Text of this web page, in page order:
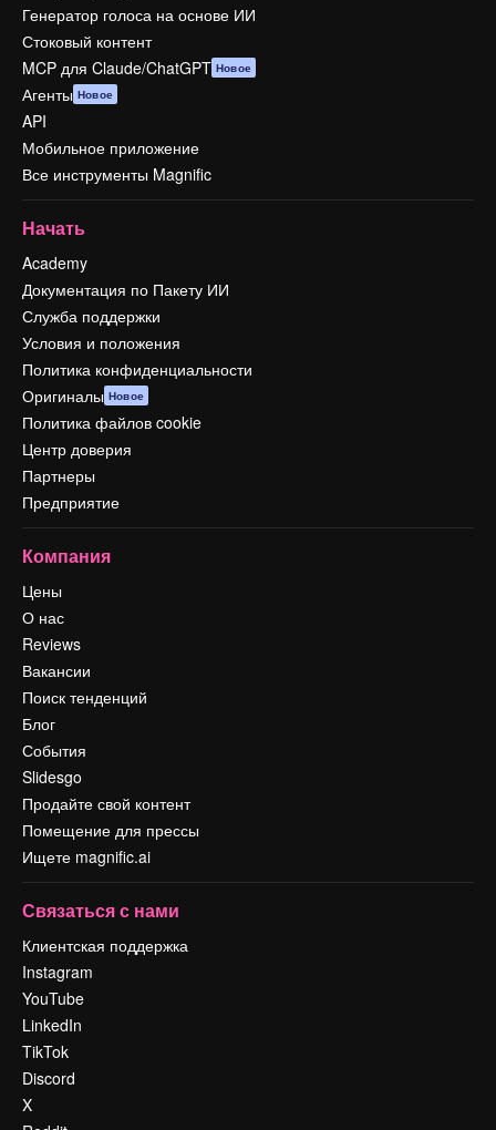
Генератор голоса на основе ИИ
Стоковый контент
MCP для Claude/ChatGPT Новое
Агенты Новое
API
Мобильное приложение
Все инструменты Magnific
Начать
Academy
Документация по Пакету ИИ
Служба поддержки
Условия и положения
Политика конфиденциальности
Оригиналы Новое
Политика файлов cookie
Центр доверия
Партнеры
Предприятие
Компания
Цены
О нас
Reviews
Вакансии
Поиск тенденций
Блог
События
Slidesgo
Продайте свой контент
Помещение для прессы
Ищете magnific.ai
Связаться с нами
Клиентская поддержка
Instagram
YouTube
LinkedIn
TikTok
Discord
X